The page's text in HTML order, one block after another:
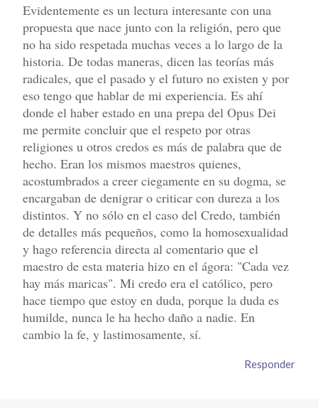
Evidentemente es un lectura interesante con una
propuesta que nace junto con la religión, pero que
no ha sido respetada muchas veces a lo largo de la
historia. De todas maneras, dicen las teorías más
radicales, que el pasado y el futuro no existen y por
eso tengo que hablar de mi experiencia. Es ahí
donde el haber estado en una prepa del Opus Dei
me permite concluir que el respeto por otras
religiones u otros credos es más de palabra que de
hecho. Eran los mismos maestros quienes,
acostumbrados a creer ciegamente en su dogma, se
encargaban de denigrar o criticar con dureza a los
distintos. Y no sólo en el caso del Credo, también
de detalles más pequeños, como la homosexualidad
y hago referencia directa al comentario que el
maestro de esta materia hizo en el ágora: "Cada vez
hay más maricas". Mi credo era el católico, pero
hace tiempo que estoy en duda, porque la duda es
humilde, nunca le ha hecho daño a nadie. En
cambio la fe, y lastimosamente, sí.
Responder